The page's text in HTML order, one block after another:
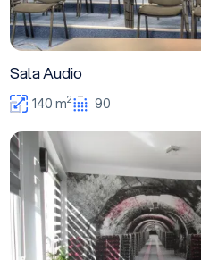
Sala Audio
140 m2 90
Sala VIP